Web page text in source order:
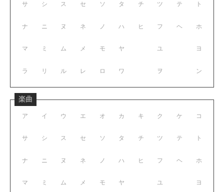
サ シ ス セ ソ
ナ ニ ヌ ネ ノ
マ ミ ム メ モ
ラ リ ル レ ロ
タ チ ツ テ ト
ハ ヒ フ ヘ ホ
ヤ ユ ヨ
ワ ヲ ン
楽曲
ア イ ウ エ オ
サ シ ス セ ソ
ナ ニ ヌ ネ ノ
マ ミ ム メ モ
カ キ ク ケ コ
タ チ ツ テ ト
ハ ヒ フ ヘ ホ
ヤ ユ ヨ